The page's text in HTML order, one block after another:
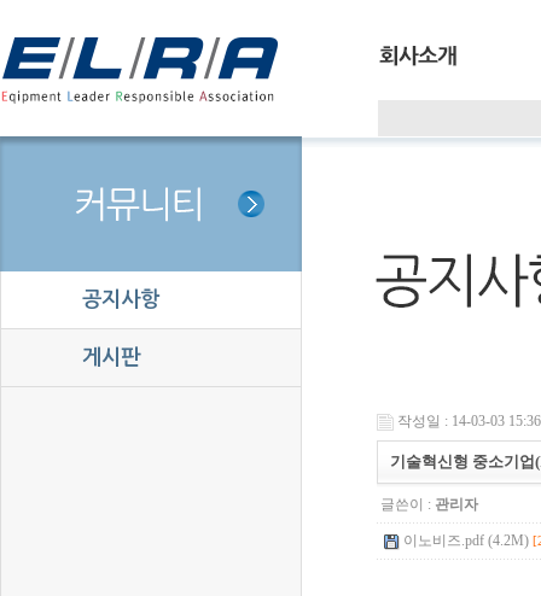
공지사항
게시판
작성일 : 14-03-03 15:36
기술혁신형 중소기
글쓴이 : 관리자
이노비즈.pdf (4.2M)